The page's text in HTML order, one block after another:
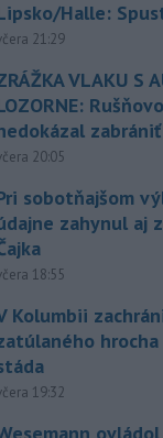
Halle:
21:29
VLAKU S
zabrániť
20:05
sobotňajšom
zahynul aj
18:55
Kolumbii
hrocha
19:32